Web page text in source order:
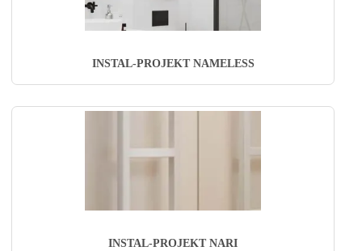
INSTAL-PROJEKT NAMELESS
INSTAL-PROJEKT NARI